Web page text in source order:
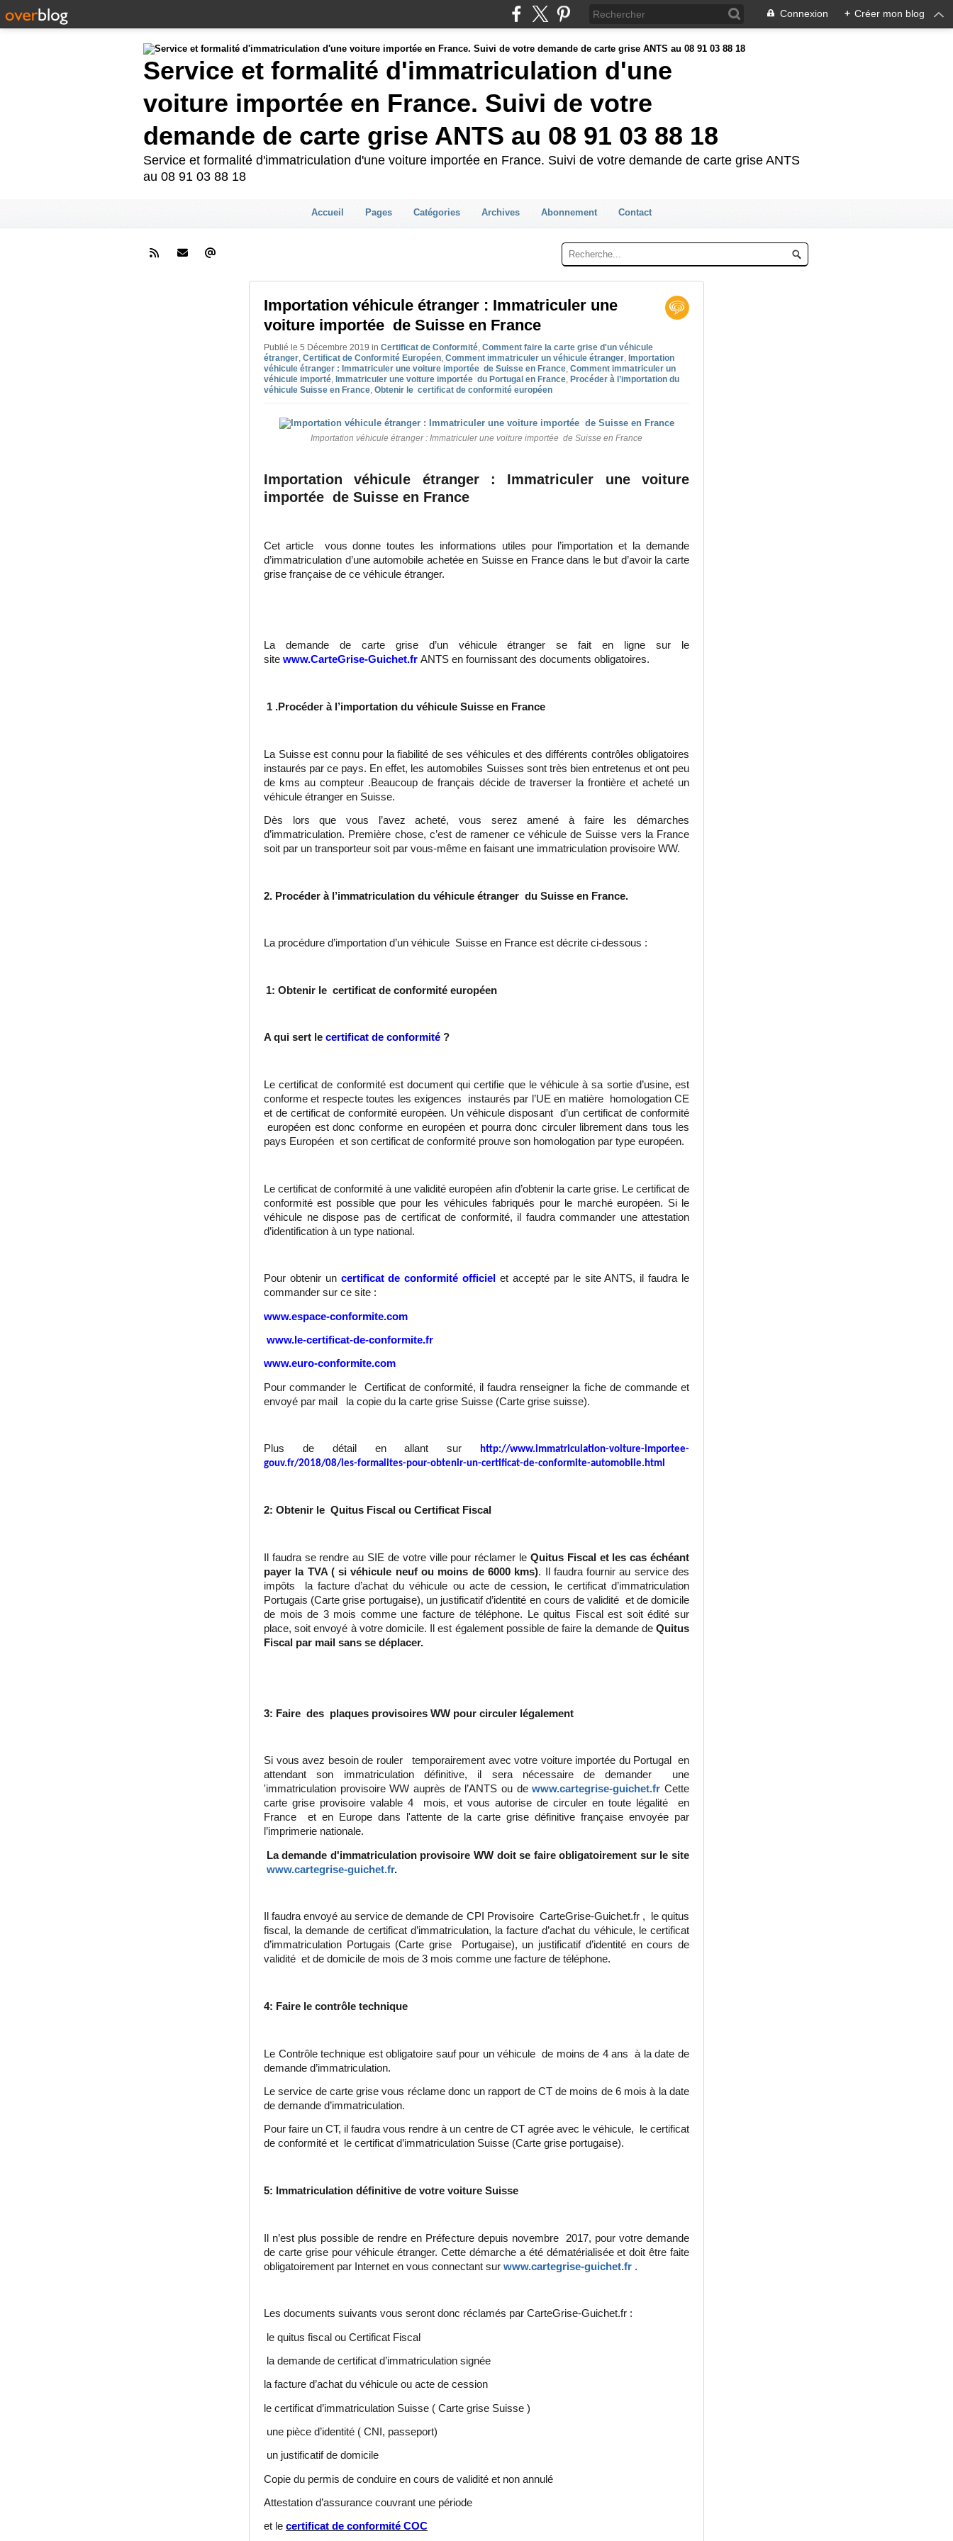
Connexion + Créer mon blog
Service et formalité d'immatriculation d'une
voiture importée en France. Suivi de votre
demande de carte grise ANTS au 08 91 03 88 18
Service et formalité d'immatriculation d'une voiture importée en France. Suivi de votre demande de carte grise ANTS
au 08 91 03 88 18
Accueil Pages Catégories Archives Abonnement Contact
Importation véhicule étranger : Immatriculer une
voiture importée de Suisse en France
Publié le 5 Décembre 2019 in Certificat de Conformité Comment faire la carte grise d'un véhicule
étranger Certificat de Conformité Européen Comment immatriculer un véhicule étranger Importation
véhicule étranger : Immatriculer une voiture importée de Suisse en France Comment immatriculer un
véhicule importé Immatriculer une voiture importée du Portugal en France Procéder à l’importation du
véhicule Suisse en France Obtenir le certificat de conformité européen
Importation véhicule étranger : Immatriculer une voiture importée de Suisse en France
Importation véhicule étranger : Immatriculer une voiture
importée de Suisse en France
Cet article vous donne toutes les informations utiles pour l’importation et la demande
d’immatriculation d’une automobile achetée en Suisse en France dans le but d’avoir la carte
grise française de ce véhicule étranger.
La demande de carte grise d’un véhicule étranger se fait en ligne sur le
site www.CarteGrise-Guichet.fr ANTS en fournissant des documents obligatoires.
1 .Procéder à l’importation du véhicule Suisse en France
La Suisse est connu pour la fiabilité de ses véhicules et des différents contrôles obligatoires
instaurés par ce pays. En effet, les automobiles Suisses sont très bien entretenus et ont peu
de kms au compteur .Beaucoup de français décide de traverser la frontière et acheté un
véhicule étranger en Suisse.
Dès lors que vous l’avez acheté, vous serez amené à faire les démarches
d’immatriculation. Première chose, c’est de ramener ce véhicule de Suisse vers la France
soit par un transporteur soit par vous-même en faisant une immatriculation provisoire WW.
2. Procéder à l’immatriculation du véhicule étranger du Suisse en France.
La procédure d’importation d’un véhicule Suisse en France est décrite ci-dessous :
1: Obtenir le certificat de conformité européen
A qui sert le certificat de conformité ?
Le certificat de conformité est document qui certifie que le véhicule à sa sortie d’usine, est
conforme et respecte toutes les exigences instaurés par l’UE en matière homologation CE
et de certificat de conformité européen. Un véhicule disposant d’un certificat de conformité
européen est donc conforme en européen et pourra donc circuler librement dans tous les
pays Européen et son certificat de conformité prouve son homologation par type européen.
Le certificat de conformité à une validité européen afin d’obtenir la carte grise. Le certificat de
conformité est possible que pour les véhicules fabriqués pour le marché européen. Si le
véhicule ne dispose pas de certificat de conformité, il faudra commander une attestation
d’identification à un type national.
Pour obtenir un certificat de conformité officiel et accepté par le site ANTS, il faudra le
commander sur ce site :
www.espace-conformite.com
www.le-certificat-de-conformite.fr
www.euro-conformite.com
Pour commander le Certificat de conformité, il faudra renseigner la fiche de commande et
envoyé par mail la copie du la carte grise Suisse (Carte grise suisse).
Plus de détail en allant sur
http://www.immatriculation-voiture-importee-
gouv.fr/2018/08/les-formalites-pour-obtenir-un-certificat-de-conformite-automobile.html
2: Obtenir le Quitus Fiscal ou Certificat Fiscal
Il faudra se rendre au SIE de votre ville pour réclamer le Quitus Fiscal et les cas échéant
payer la TVA ( si véhicule neuf ou moins de 6000 kms). Il faudra fournir au service des
impôts la facture d’achat du véhicule ou acte de cession, le certificat d’immatriculation
Portugais (Carte grise portugaise), un justificatif d’identité en cours de validité et de domicile
de mois de 3 mois comme une facture de téléphone. Le quitus Fiscal est soit édité sur
place, soit envoyé à votre domicile. Il est également possible de faire la demande de Quitus
Fiscal par mail sans se déplacer.
3: Faire des plaques provisoires WW pour circuler légalement
Si vous avez besoin de rouler temporairement avec votre voiture importée du Portugal en
attendant son immatriculation définitive, il sera nécessaire de demander une
'immatriculation provisoire WW auprès de l’ANTS ou dewww.cartegrise-guichet.fr Cette
carte grise provisoire valable 4 mois, et vous autorise de circuler en toute légalité en
France et en Europe dans l'attente de la carte grise définitive française envoyée par
l’imprimerie nationale.
La demande d'immatriculation provisoire WW doit se faire obligatoirement sur le site
www.cartegrise-guichet.fr.
Il faudra envoyé au service de demande de CPI Provisoire CarteGrise-Guichet.fr , le quitus
fiscal, la demande de certificat d’immatriculation, la facture d’achat du véhicule, le certificat
d’immatriculation Portugais (Carte grise Portugaise), un justificatif d’identité en cours de
validité et de domicile de mois de 3 mois comme une facture de téléphone.
4: Faire le contrôle technique
Le Contrôle technique est obligatoire sauf pour un véhicule de moins de 4 ans à la date de
demande d’immatriculation.
Le service de carte grise vous réclame donc un rapport de CT de moins de 6 mois à la date
de demande d’immatriculation.
Pour faire un CT, il faudra vous rendre à un centre de CT agrée avec le véhicule, le certificat
de conformité et le certificat d’immatriculation Suisse (Carte grise portugaise).
5: Immatriculation définitive de votre voiture Suisse
Il n’est plus possible de rendre en Préfecture depuis novembre 2017, pour votre demande
de carte grise pour véhicule étranger. Cette démarche a été dématérialisée et doit être faite
obligatoirement par Internet en vous connectant sur www.cartegrise-guichet.fr .
Les documents suivants vous seront donc réclamés par CarteGrise-Guichet.fr :
le quitus fiscal ou Certificat Fiscal
la demande de certificat d’immatriculation signée
la facture d’achat du véhicule ou acte de cession
le certificat d’immatriculation Suisse ( Carte grise Suisse )
une pièce d’identité ( CNI, passeport)
un justificatif de domicile
Copie du permis de conduire en cours de validité et non annulé
Attestation d’assurance couvrant une période
et le certificat de conformité COC